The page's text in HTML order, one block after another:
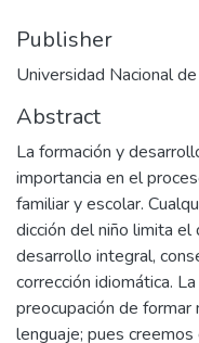
Publisher
Universidad Nacional
Abstract
La formación y
importancia en el
familiar y escolar.
dicción del niño limita
desarrollo integral,
corrección idiomática.
preocupación de
lenguaje; pues